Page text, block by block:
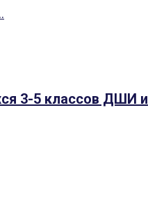
3-5 классов ДШИ и